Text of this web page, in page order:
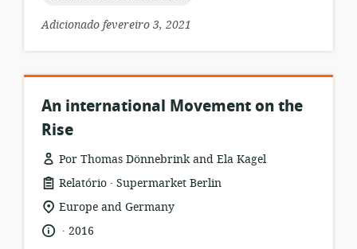
Adicionado fevereiro 3, 2021
An international Movement on the
Rise
Por Thomas Dönnebrink and Ela Kagel
formato
de
recurso:
Relatório .
Editor:Supermarket Berlin
local
de
relevância:
Europe and Germany
idioma:
.
data2016